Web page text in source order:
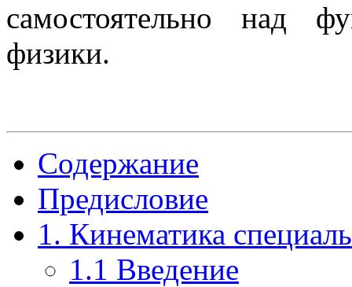
самостоятельно над
физики.
Содержание
Предисловие
1. Кинематика
1.1 Введение